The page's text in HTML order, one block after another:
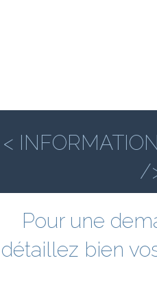
<
/
Pour une
détaillez bien